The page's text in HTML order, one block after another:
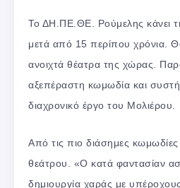
Το ΔΗ.ΠΕ.ΘΕ. Ρούμελης κάνει
μετά από 15 περίπου χρόνια.
ανοιχτά θέατρα της χώρας.
αξεπέραστη κωμωδία και
διαχρονικό έργο του Μολιέρου.
Από τις πιο διάσημες
θεάτρου. «Ο κατά φαντασίαν
δημιουργία χαράς με